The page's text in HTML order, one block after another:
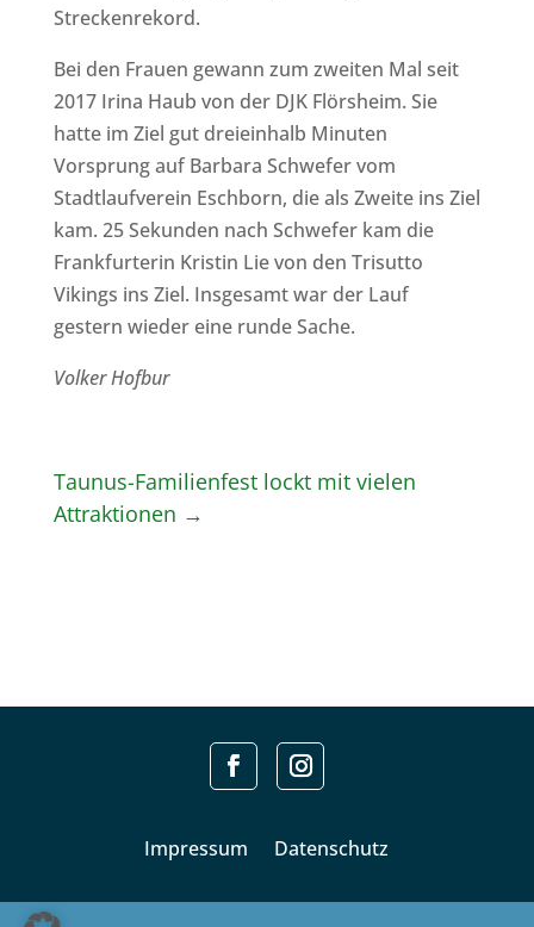
Streckenrekord.
Bei den Frauen gewann zum zweiten Mal seit
2017 Irina Haub von der DJK Flörsheim. Sie
hatte im Ziel gut dreieinhalb Minuten
Vorsprung auf Barbara Schwefer vom
Stadtlaufverein Eschborn, die als Zweite ins Ziel
kam. 25 Sekunden nach Schwefer kam die
Frankfurterin Kristin Lie von den Trisutto
Vikings ins Ziel. Insgesamt war der Lauf
gestern wieder eine runde Sache.
Volker Hofbur
Taunus-Familienfest lockt mit vielen
Attraktionen →
Impressum Datenschutz